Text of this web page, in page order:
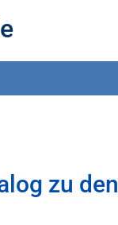
zu den